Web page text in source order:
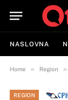
NASLOVNA
Home » Region »
REGION